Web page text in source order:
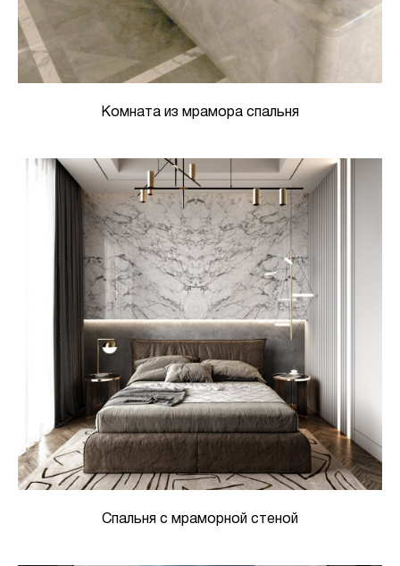
Комната из мрамора спальня
Спальня с мраморной стеной